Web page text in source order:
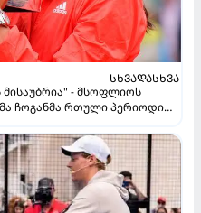
ᲡᲮᲕᲐᲓᲐᲡᲮᲕᲐ
- მსოფლიოს
ჩოგანმა რთული პერიოდი